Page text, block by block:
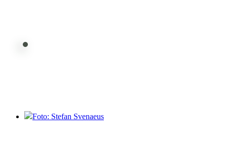
Foto: Stefan Svenaeus